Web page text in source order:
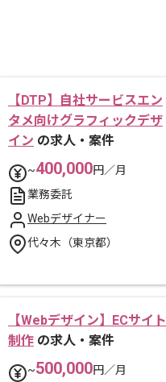
【DTP】自社サービスエン
タメ向けグラフィックデザ
イン の求人・案件
~400,000円／月
業務委託
Webデザイナー
代々木（東京都）
【Webデザイン】ECサイト
制作 の求人・案件
~500,000円／月